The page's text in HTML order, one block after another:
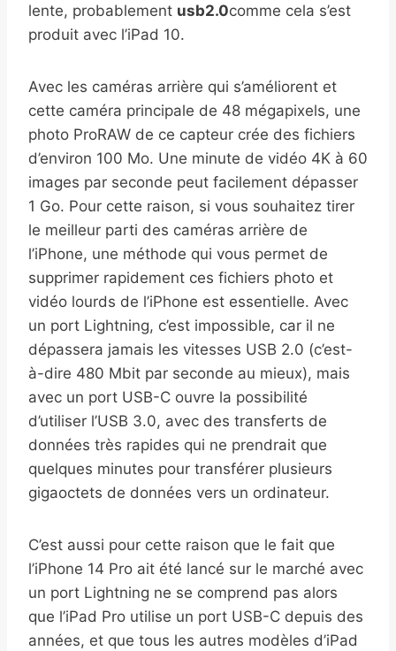
lente, probablement usb2.0comme cela s’est
produit avec l’iPad 10.
Avec les caméras arrière qui s’améliorent et
cette caméra principale de 48 mégapixels, une
photo ProRAW de ce capteur crée des fichiers
d’environ 100 Mo. Une minute de vidéo 4K à 60
images par seconde peut facilement dépasser
1 Go. Pour cette raison, si vous souhaitez tirer
le meilleur parti des caméras arrière de
l’iPhone, une méthode qui vous permet de
supprimer rapidement ces fichiers photo et
vidéo lourds de l’iPhone est essentielle. Avec
un port Lightning, c’est impossible, car il ne
dépassera jamais les vitesses USB 2.0 (c’est-
à-dire 480 Mbit par seconde au mieux), mais
avec un port USB-C ouvre la possibilité
d’utiliser l’USB 3.0, avec des transferts de
données très rapides qui ne prendrait que
quelques minutes pour transférer plusieurs
gigaoctets de données vers un ordinateur.
C’est aussi pour cette raison que le fait que
l’iPhone 14 Pro ait été lancé sur le marché avec
un port Lightning ne se comprend pas alors
que l’iPad Pro utilise un port USB-C depuis des
années, et que tous les autres modèles d’iPad